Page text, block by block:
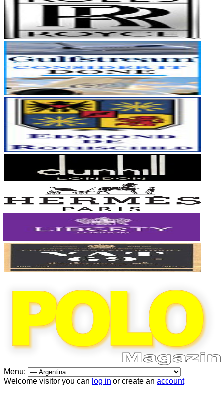
Menu:
Welcome visitor you can log in or create an account